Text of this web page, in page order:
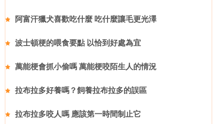
阿富汗獵犬喜歡吃什麼 吃什麼讓毛更光澤
波士頓梗的喂食要點 以恰到好處為宜
萬能梗會抓小偷嗎 萬能梗咬陌生人的情況
拉布拉多好養嗎？飼養拉布拉多的誤區
拉布拉多咬人嗎 應該第一時間制止它